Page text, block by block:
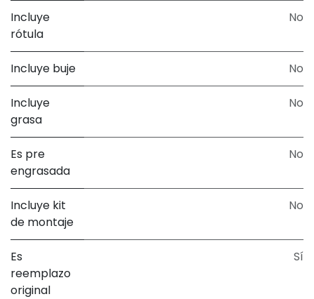
Incluye
rótula
No
Incluye buje No
Incluye
grasa
No
Es pre
engrasada
No
Incluye kit
de montaje
No
Es
reemplazo
original
Sí